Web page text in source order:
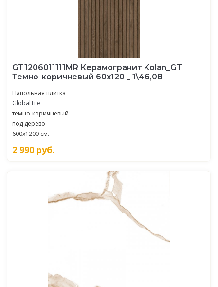
GT1206011111MR Керамогранит Kolan_GT
Темно-коричневый 60x120 _ 1\46,08
Напольная плитка
GlobalTile
темно-коричневый
под дерево
600x1200 см.
2 990 руб.